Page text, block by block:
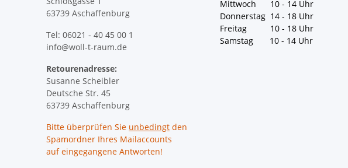
63739 Aschaffenburg
Tel: 06021 - 40 45 00 1
info@woll-t-raum.de
Retourenadresse:
Susanne Scheibler
Deutsche Str. 45
63739 Aschaffenburg
Bitte überprüfen Sie unbedingt den
Spamordner Ihres Mailaccounts
auf eingegangene Antworten!
Mittwoch 10 - 14 Uhr
Donnerstag 14 - 18 Uhr
Freitag 10 - 18 Uhr
Samstag 10 - 14 Uhr